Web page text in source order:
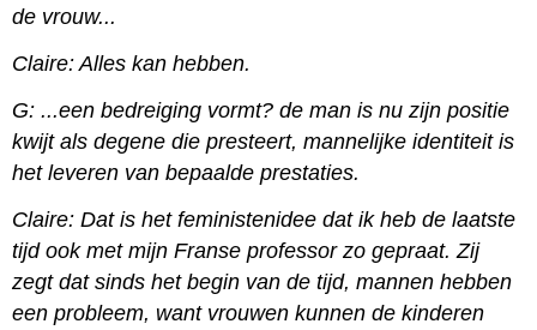
de vrouw...
Claire: Alles kan hebben.
G: ...een bedreiging vormt? de man is nu zijn positie
kwijt als degene die presteert, mannelijke identiteit is
het leveren van bepaalde prestaties.
Claire: Dat is het feministenidee dat ik heb de laatste
tijd ook met mijn Franse professor zo gepraat. Zij
zegt dat sinds het begin van de tijd, mannen hebben
een probleem, want vrouwen kunnen de kinderen